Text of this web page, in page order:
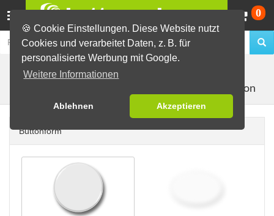
🍪 Cookie Einstellungen. Diese Website nutzt
Cookies und verarbeitet Daten, z. B. für
personalisierte Werbung mit Google.
Weitere Informationen
Ablehnen Akzeptieren
0
Buttons erstellen Buttons auf Karten
mit 1 Button
Buttonform